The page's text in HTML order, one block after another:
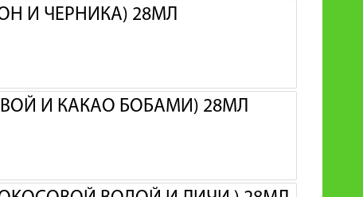
И ЧЕРНИКА) 28МЛ
И КАКАО БОБАМИ) 28МЛ